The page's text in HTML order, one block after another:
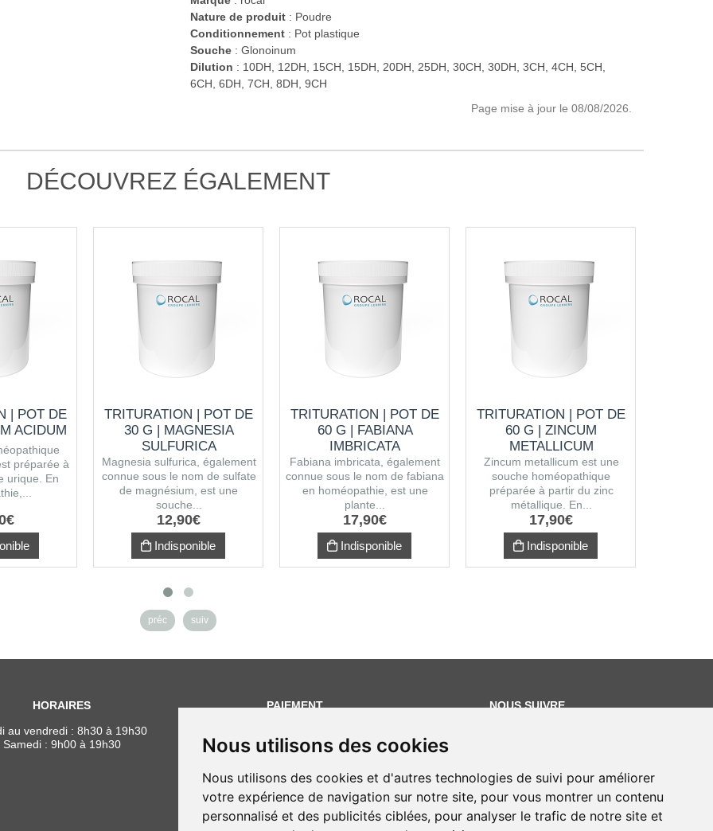
Nous utilisons des cookies
Nous utilisons des cookies et d'autres technologies de suivi pour améliorer
votre expérience de navigation sur notre site, pour vous montrer un contenu
personnalisé et des publicités ciblées, pour analyser le trafic de notre site et
Nature de produit : Poudre
Conditionnement : Pot plastique
Souche : Glonoinum
Dilution : 10DH, 12DH, 15CH, 15DH, 20DH, 25DH, 30CH, 30DH, 3CH, 4CH, 5CH,
6CH, 6DH, 7CH, 8DH, 9CH
Page mise à jour le 08/08/2026.
DÉCOUVREZ ÉGALEMENT
| POT DE
ACIDUM
préparée à
urique. En
€
TRITURATION | POT DE
30 G | MAGNESIA
SULFURICA
Magnesia sulfurica, également
connue sous le nom de sulfate
de magnésium, est une
souche...
12,90€
Indisponible
TRITURATION | POT DE
60 G | FABIANA
IMBRICATA
Fabiana imbricata, également
connue sous le nom de fabiana
en homéopathie, est une
plante...
17,90€
Indisponible
TRITURATION | POT DE
60 G | ZINCUM
METALLICUM
Zincum metallicum est une
souche homéopathique
préparée à partir du zinc
métallique. En...
17,90€
Indisponible
préc suiv
HORAIRES
au vendredi : 8h30 à 19h30
Samedi : 9h00 à 19h30
PAIEMENT NOUS SUIVRE